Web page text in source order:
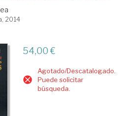
2014
54,00 €
Agotado/Descatalogado.
Puede solicitar
búsqueda.